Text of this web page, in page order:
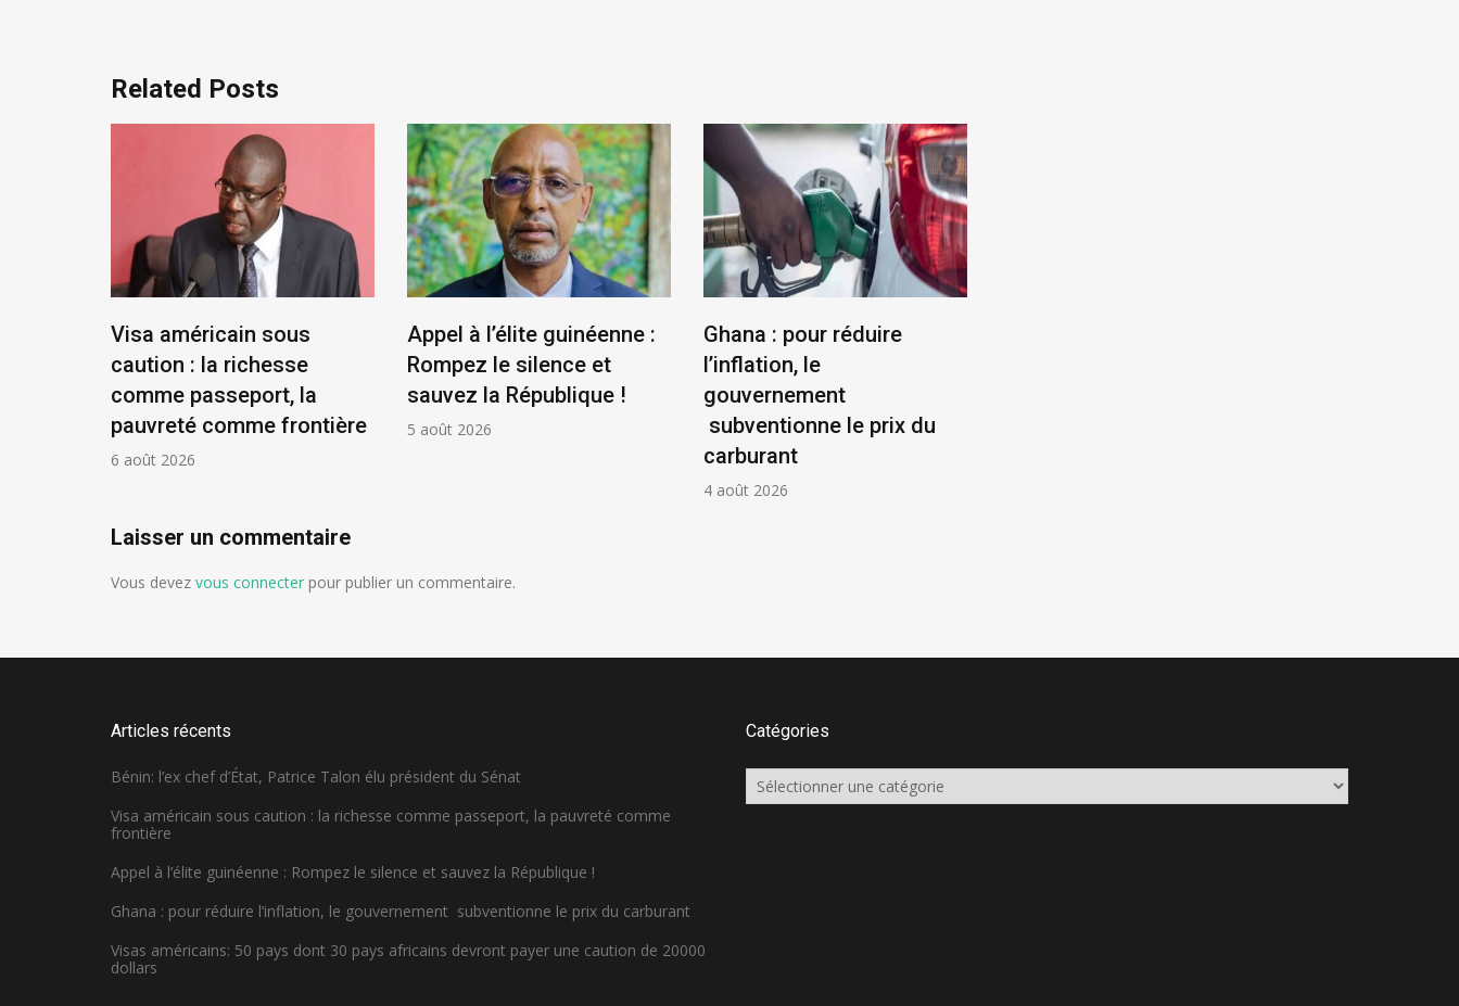
Related Posts
Visa américain sous
caution : la richesse
comme passeport, la
pauvreté comme frontière
6 août 2026
Appel à l’élite guinéenne :
Rompez le silence et
sauvez la République !
5 août 2026
Ghana : pour réduire
l’inflation, le
gouvernement
subventionne le prix du
carburant
4 août 2026
Laisser un commentaire
Vous devez vous connecter pour publier un commentaire.
Articles récents
Bénin: l’ex chef d’État, Patrice Talon élu président du Sénat
Visa américain sous caution : la richesse comme passeport, la pauvreté comme
frontière
Appel à l’élite guinéenne : Rompez le silence et sauvez la République !
Ghana : pour réduire l’inflation, le gouvernement subventionne le prix du carburant
Visas américains: 50 pays dont 30 pays africains devront payer une caution de 20000
dollars
Catégories
Catégories